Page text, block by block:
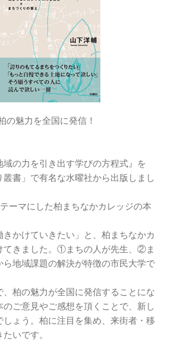
の魅力を全国に発信！
の力を引き出す学びの方程式』を
叢書」で有名な水曜社から出版しまし
ーマにした柏まちなかカレッジの本
きかけていきたい」と、柏まちなかカ
てきました。①まちの人が先生、②ま
地域課題の解決が特徴の市民大学で
柏の魅力が全国に発信することにな
のご意見やご感想を頂くことで、新し
ょう。柏に注目を集め、来街者・移
いです。